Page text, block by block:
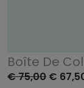
Boîte De
€ 75,00 €